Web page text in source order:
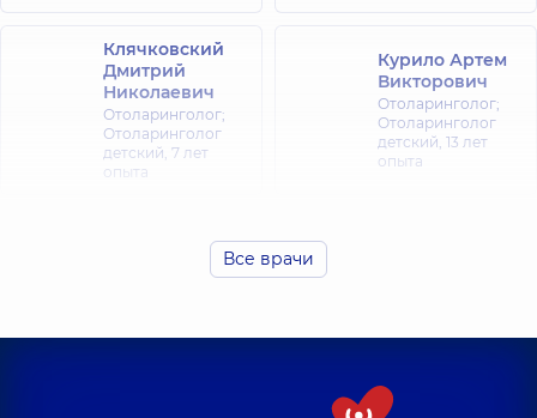
Клячковский
Дмитрий
Николаевич
Отоларинголог;
Отоларинголог
детский, 7 лет
опыта
Курило Артем
Викторович
Отоларинголог;
Отоларинголог
детский, 13 лет
опыта
(Любельчук)
Отоларинголог
детский,30 лет
Все врачи